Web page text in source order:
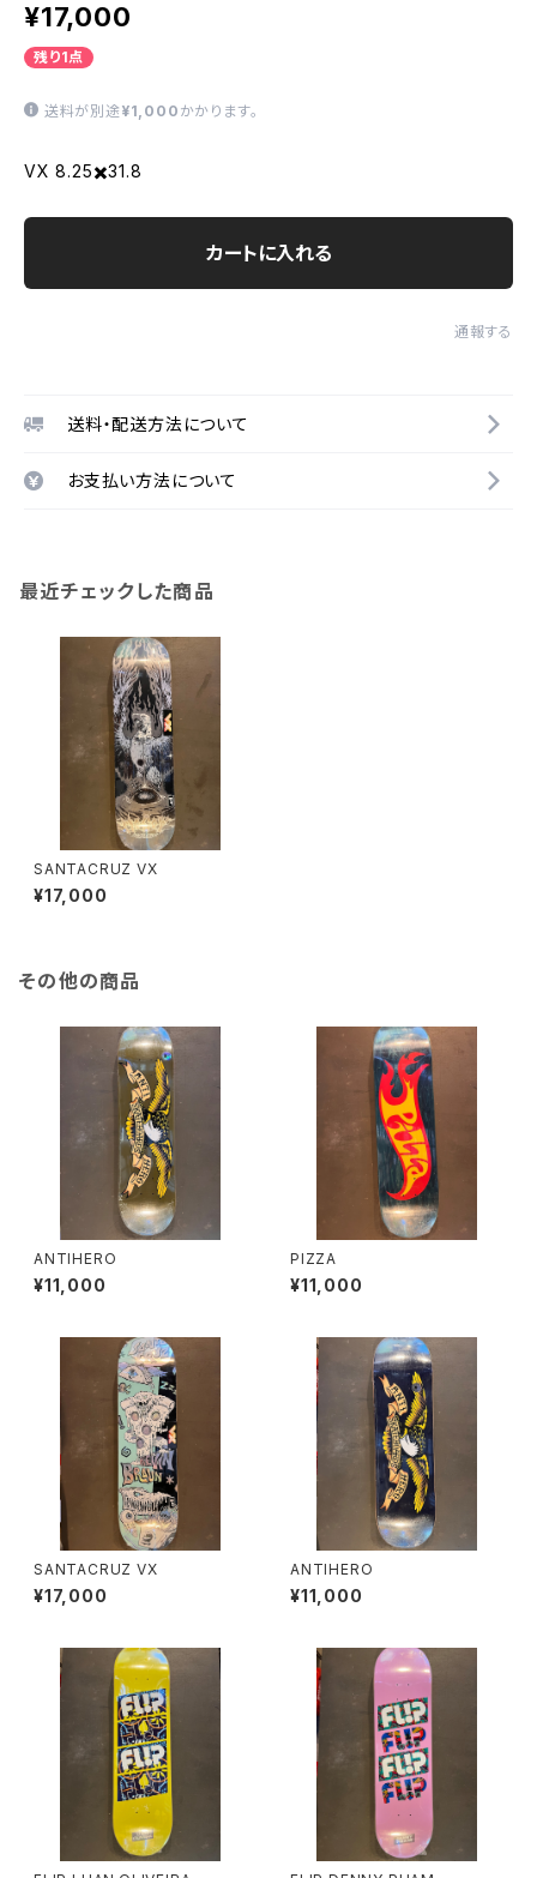
¥17,000
残り1点
送料が別途 ¥1,000 かかります。
VX 8.25✖️31.8
カートに入れる
通報する
送料・配送方法について
お支払い方法について
最近チェックした商品
SANTACRUZ VX
¥17,000
その他の商品
ANTIHERO
¥11,000
PIZZA
¥11,000
SANTACRUZ VX
¥17,000
ANTIHERO
¥11,000